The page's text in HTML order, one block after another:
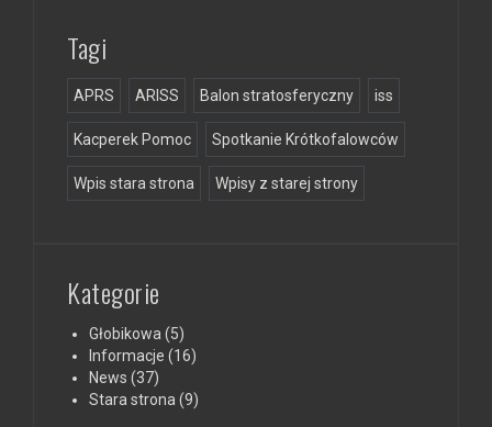
Tagi
APRS ARISS Balon stratosferyczny iss
Kacperek Pomoc Spotkanie Krótkofalowców
Wpis stara strona Wpisy z starej strony
Kategorie
Głobikowa(5)
Informacje (16)
News (37)
Stara strona(9)